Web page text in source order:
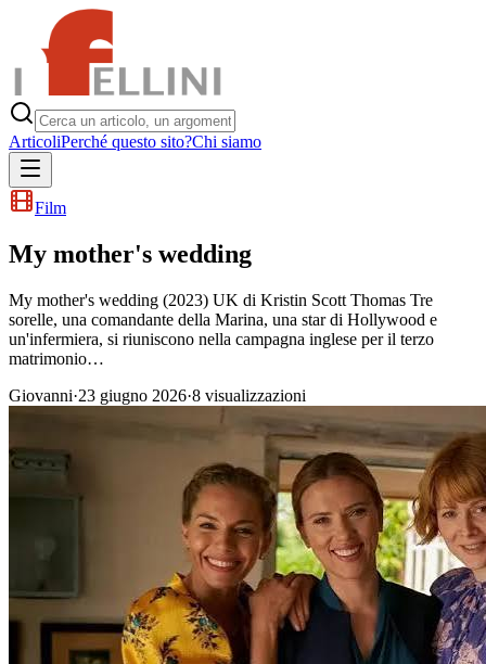
ArticoliPerché questo sito?Chi siamo
Film
My mother's wedding
My mother's wedding (2023) UK di Kristin Scott Thomas Tre
sorelle, una comandante della Marina, una star di Hollywood e
un'infermiera, si riuniscono nella campagna inglese per il terzo
matrimonio…
Giovanni·23 giugno 2026·8 visualizzazioni